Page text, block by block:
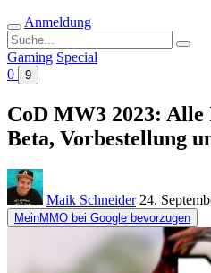
Anmeldung
Suche
nach:
Gaming Special
0
9
CoD MW3 2023: Alle
Beta, Vorbestellung
Maik Schneider 24.
MeinMMO bei Google bevorzugen